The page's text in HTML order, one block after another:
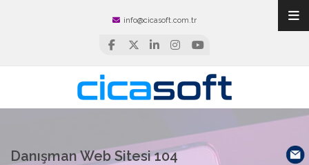
info@cicasoft.com.tr
Danışman Web Sitesi 104